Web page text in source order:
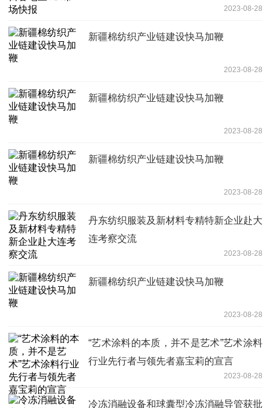
2023-08-28
新疆棉纺织产业链建设快马加鞭
2023-08-28
新疆棉纺织产业链建设快马加鞭
2023-08-28
新疆棉纺织产业链建设快马加鞭
2023-08-28
丹东纺织服装及新材料专精特新企业赴大
连考察交流
2023-08-28
新疆棉纺织产业链建设快马加鞭
2023-08-28
“艺术涂料的本质，并不是艺术”艺术涂料
行业先行者与领先者嘉宝莉的宣言
2023-08-28
冷冻消融设备和球囊型冷冻消融导管获批